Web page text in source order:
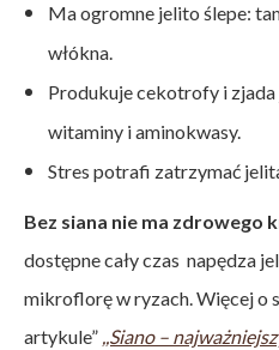
Ma ogromne jelito ślepe:
włókna.
Produkuje cekotrofy i
witaminy i aminokwasy.
Stres potrafi zatrzymać
Bez siana nie ma zdrowego
dostępne cały czas napędza
mikroflorę w ryzach. Więcej o
artykule” ,,Siano –